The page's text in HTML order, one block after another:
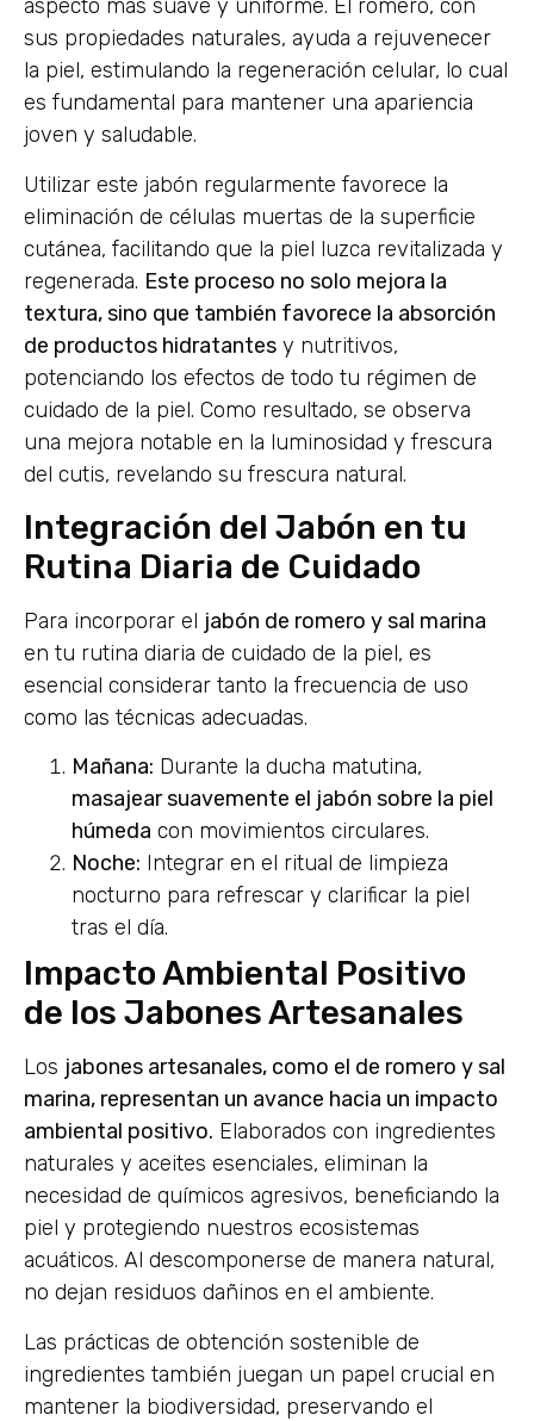
aspecto más suave y uniforme. El romero, con
sus propiedades naturales, ayuda a rejuvenecer
la piel, estimulando la regeneración celular, lo cual
es fundamental para mantener una apariencia
joven y saludable.
Utilizar este jabón regularmente favorece la
eliminación de células muertas de la superficie
cutánea, facilitando que la piel luzca revitalizada y
regenerada. Este proceso no solo mejora la
textura, sino que también favorece la absorción
de productos hidratantes y nutritivos,
potenciando los efectos de todo tu régimen de
cuidado de la piel. Como resultado, se observa
una mejora notable en la luminosidad y frescura
del cutis, revelando su frescura natural.
Integración del Jabón en tu
Rutina Diaria de Cuidado
Para incorporar el jabón de romero y sal marina
en tu rutina diaria de cuidado de la piel, es
esencial considerar tanto la frecuencia de uso
como las técnicas adecuadas.
Mañana: Durante la ducha matutina,
masajear suavemente el jabón sobre la piel
húmeda con movimientos circulares.
Noche: Integrar en el ritual de limpieza
nocturno para refrescar y clarificar la piel
tras el día.
Impacto Ambiental Positivo
de los Jabones Artesanales
Los jabones artesanales, como el de romero y sal
marina, representan un avance hacia un impacto
ambiental positivo. Elaborados con ingredientes
naturales y aceites esenciales, eliminan la
necesidad de químicos agresivos, beneficiando la
piel y protegiendo nuestros ecosistemas
acuáticos. Al descomponerse de manera natural,
no dejan residuos dañinos en el ambiente.
Las prácticas de obtención sostenible de
ingredientes también juegan un papel crucial en
mantener la biodiversidad, preservando el